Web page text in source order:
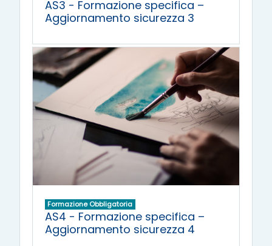
AS3 - Formazione specifica –
Aggiornamento sicurezza 3
Formazione Obbligatoria
AS4 - Formazione specifica –
Aggiornamento sicurezza 4